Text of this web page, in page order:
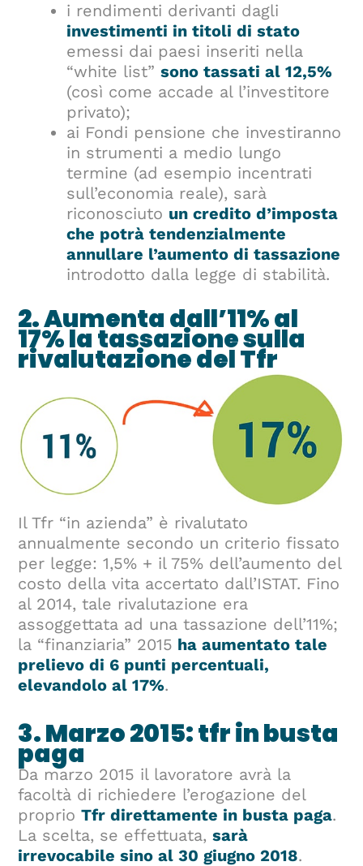
i rendimenti derivanti dagli
investimenti in titoli di stato
emessi dai paesi inseriti nella
“white list”sono tassati al 12,5%
(così come accade al l’investitore
privato);
ai Fondi pensione che investiranno
in strumenti a medio lungo
termine (ad esempio incentrati
sull’economia reale), sarà
riconosciuto un credito d’imposta
che potrà tendenzialmente
annullare l’aumento di tassazione
introdotto dalla legge di stabilità.
2. Aumenta dall’11% al
17%la tassazione sulla
rivalutazione del Tfr
Il Tfr “in azienda” è rivalutato
annualmente secondo un criterio fissato
per legge: 1,5% + il 75% dell’aumento del
costo della vita accertato dall’ISTAT. Fino
al 2014, tale rivalutazione era
assoggettata ad una tassazione dell’11%;
la “finanziaria” 2015 ha aumentato tale
prelievo di 6 punti percentuali,
elevandolo al 17%.
3. Marzo 2015: tfr in busta
paga
Da marzo 2015 il lavoratore avrà la
facoltà di richiedere l’erogazione del
proprioTfr direttamente in busta paga.
La scelta, se effettuata,sarà
irrevocabile sino al 30 giugno 2018.